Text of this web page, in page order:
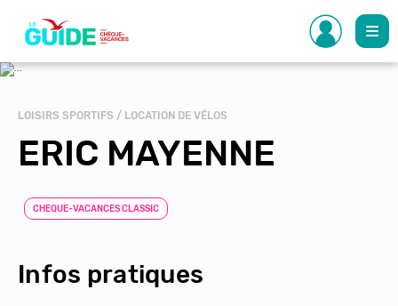
contenu
principal
LOISIRS SPORTIFS / LOCATION DE VÉLOS
ERIC MAYENNE
CHEQUE-VACANCES CLASSIC
Infos pratiques